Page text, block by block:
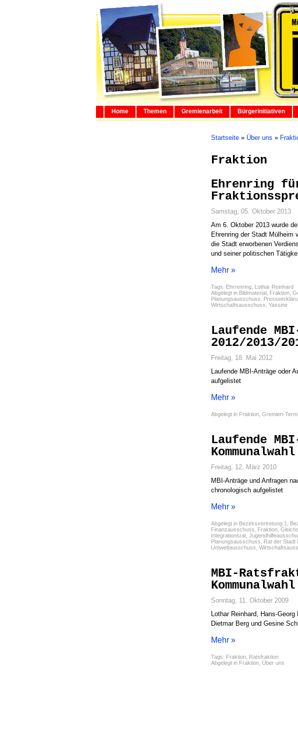
Home Themen Gremienarbeit Bürgerinitiativen
Startseite » Über uns »
Fraktion
Ehrenring
Samstag, 05. Oktober 2013
Am 6. Oktober 2013 wurde
Ehrenring der Stadt Mülheim
die Stadt erworbenen
und seiner politischen
Mehr »
Tags: Ehrrenring Lothar Reinhard
Abgelegt in Bildmaterial Fraktion
Planungsausschuss
Wirtschaftsausschuss Yassine
Laufende
2012/2013/
Freitag, 18. Mai 2012
Laufende MBI-Anträge oder
aufgelistet
Mehr »
Abgelegt in Fraktion Gremien-
Laufende
Freitag, 12. März 2010
MBI-Anträge und Anfragen
chronologisch aufgelistet
Mehr »
Abgelegt in Bezirksvertretung 1
Finanzausschuss
Fraktion
Integrationsrat
Planungsausschuss
Rat der Stadt
Umweltausschuss
MBI-
Sonntag, 11. Oktober 2009
Lothar Reinhard, Hans-
Dietmar Berg und Gesine
Mehr »
Tags: Fraktion Ratsfraktion
Abgelegt in Fraktion Über uns